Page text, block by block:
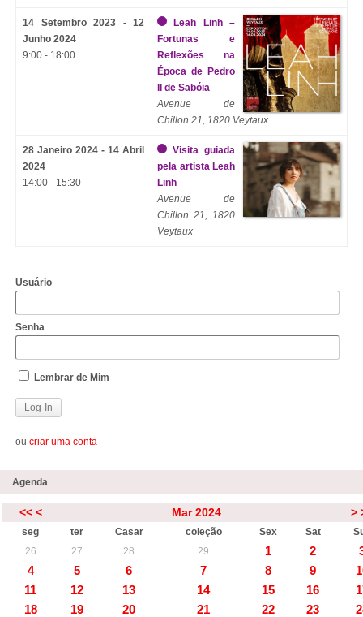
14 Setembro 2023 - 12
Junho 2024
9:00 - 18:00
Leah Linh –
Fortunas e
Reflexões na
Época de Pedro
II de Sabóia
Avenue de
Chillon 21, 1820 Veytaux
28 Janeiro 2024 - 14 Abril
2024
14:00 - 15:30
Visita guiada
pela artista Leah
Linh
Avenue de
Chillon 21, 1820
Veytaux
Usuário
Senha
Lembrar de Mim
ou criar uma conta
Agenda
<< < Mar 2024 >
seg ter Casar coleção Sex Sat
26
27 28 29 1 2
4
5 6 7 8 9
11
12 13 14 15 16
18
19 20 21 22 23